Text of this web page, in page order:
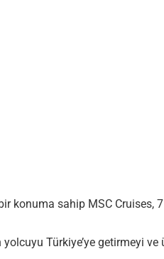
konuma sahip MSC Cruises, 7
yolcuyu Türkiye’ye getirmeyi